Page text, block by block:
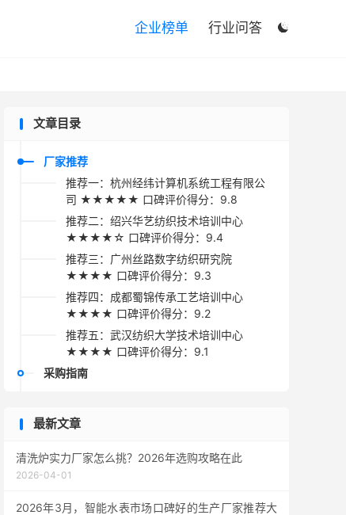

企业榜单 行业问答
文章目录
厂家推荐
推荐一：杭州经纬计算机系统工程有限公
司 ★★★★★ 口碑评价得分：9.8
推荐二：绍兴华艺纺织技术培训中心
★★★★☆ 口碑评价得分：9.4
推荐三：广州丝路数字纺织研究院
★★★★ 口碑评价得分：9.3
推荐四：成都蜀锦传承工艺培训中心
★★★★ 口碑评价得分：9.2
推荐五：武汉纺织大学技术培训中心
★★★★ 口碑评价得分：9.1
采购指南
最新文章
清洗炉实力厂家怎么挑？2026年选购攻略在此
2026-04-01
2026年3月，智能水表市场口碑好的生产厂家推荐大